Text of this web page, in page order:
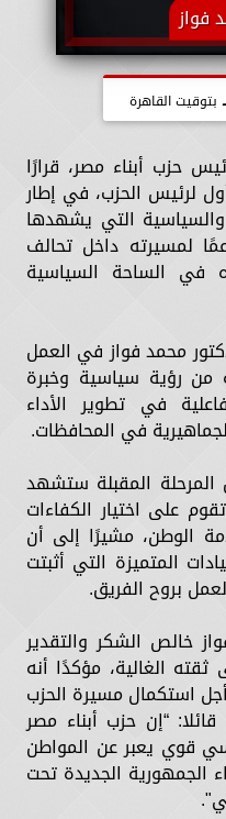
فواز
بتوقيت القاهرة
حزب أبناء مصر، قرارًا
لرئيس الحزب، في إطار
التي يشهدها
لمسيرته داخل تحالف
في الساحة السياسية
محمد فواز في العمل
من رؤية سياسية وخبرة
في تطوير الأداء
في المحافظات.
المقبلة ستشهد
على اختيار الكفاءات
الوطن، مشيرًا إلى أن
المتميزة التي أثبتت
بروح الفريق.
خالص الشكر والتقدير
الغالية، مؤكدًا أنه
استكمال مسيرة الحزب
“إن حزب أبناء مصر
قوي يعبر عن المواطن
الجمهورية الجديدة تحت